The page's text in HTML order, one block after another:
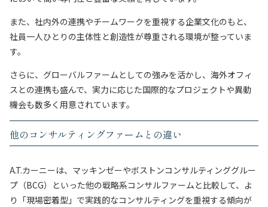
また、社内外の連携やチームワークを重視する企業文化のもと、
社員一人ひとりの主体性と創造性が尊重される環境が整っていま
す。
さらに、グローバルファームとしての強みを活かし、海外オフィ
スとの連携も盛んで、実力に応じた国際的なプロジェクトや異動
機会も数多く用意されています。
他のコンサルティングファームとの違い
A.T.カーニーは、マッキンゼーやボストンコンサルティンググルー
プ（BCG）といった他の戦略系コンサルファームと比較して、よ
り「現場密着型」で実践的なコンサルティングを重視する傾向が